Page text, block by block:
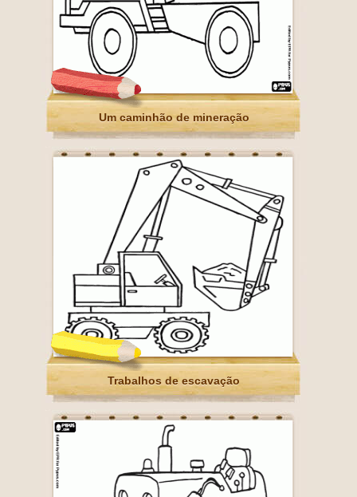
Um caminhão de mineração
Trabalhos de escavação